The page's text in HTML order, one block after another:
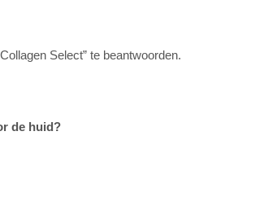
Select” te beantwoorden.
de huid?